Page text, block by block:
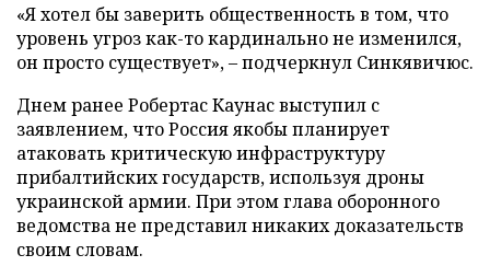
«Я хотел бы заверить общественность в том, что
уровень угроз как-то кардинально не изменился,
он просто существует», – подчеркнул Синкявичюс.
Днем ранее Робертас Каунас выступил с
заявлением, что Россия якобы планирует
атаковать критическую инфраструктуру
прибалтийских государств, используя дроны
украинской армии. При этом глава оборонного
ведомства не представил никаких доказательств
своим словам.